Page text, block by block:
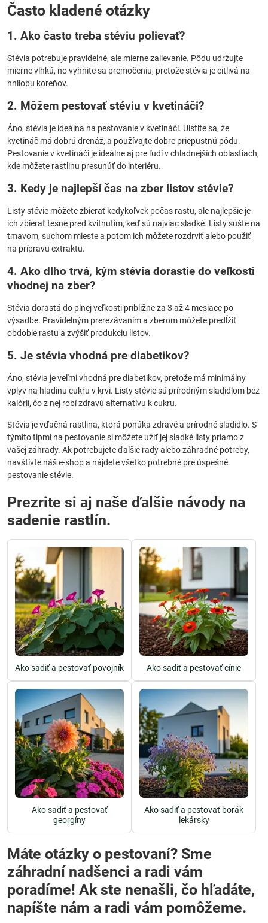
Často kladené otázky
1. Ako často treba stéviu polievať?
Stévia potrebuje pravidelné, ale mierne zalievanie. Pôdu udržujte
mierne vlhkú, no vyhnite sa premočeniu, pretože stévia je citlivá na
hnilobu koreňov.
2. Môžem pestovať stéviu v kvetináči?
Áno, stévia je ideálna na pestovanie v kvetináči. Uistite sa, že
kvetináč má dobrú drenáž, a používajte dobre priepustnú pôdu.
Pestovanie v kvetináči je ideálne aj pre ľudí v chladnejších oblastiach,
kde môžete rastlinu presunúť do interiéru.
3. Kedy je najlepší čas na zber listov stévie?
Listy stévie môžete zbierať kedykoľvek počas rastu, ale najlepšie je
ich zbierať tesne pred kvitnutím, keď sú najviac sladké. Listy sušte na
tmavom, suchom mieste a potom ich môžete rozdrviť alebo použiť
na prípravu extraktu.
4. Ako dlho trvá, kým stévia dorastie do veľkosti
vhodnej na zber?
Stévia dorastá do plnej veľkosti približne za 3 až 4 mesiace po
výsadbe. Pravidelným prerezávaním a zberom môžete predĺžiť
obdobie rastu a zvýšiť produkciu listov.
5. Je stévia vhodná pre diabetikov?
Áno, stévia je veľmi vhodná pre diabetikov, pretože má minimálny
vplyv na hladinu cukru v krvi. Listy stévie sú prírodným sladidlom bez
kalórií, čo z nej robí zdravú alternatívu k cukru.
Stévia je vďačná rastlina, ktorá ponúka zdravé a prírodné sladidlo. S
týmito tipmi na pestovanie si môžete užiť jej sladké listy priamo z
vašej záhrady. Ak potrebujete ďalšie rady alebo záhradné potreby,
navštívte náš e-shop a nájdete všetko potrebné pre úspešné
pestovanie stévie.
Prezrite si aj naše ďalšie návody na
sadenie rastlín.
Ako sadiť a pestovať povojník Ako sadiť a pestovať cínie
Ako sadiť a pestovať
georgíny
Ako sadiť a pestovať borák
lekársky
Máte otázky o pestovaní? Sme
záhradní nadšenci a radi vám
poradíme! Ak ste nenašli, čo hľadáte,
napíšte nám a radi vám pomôžeme.